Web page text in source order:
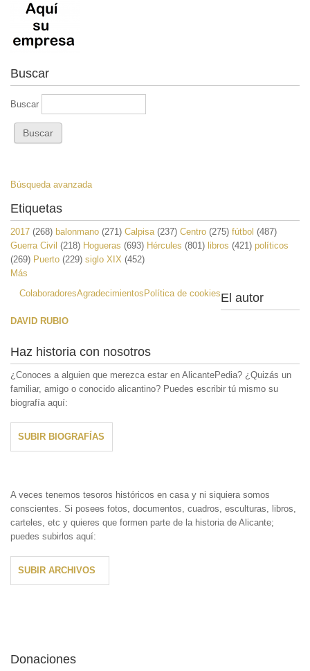
Buscar
Buscar
Búsqueda avanzada
Etiquetas
2017 (268) balonmano (271) Calpisa(237) Centro (275) fútbol (487)
Guerra Civil (218) Hogueras (693) Hércules (801) libros (421) políticos
(269) Puerto (229) siglo XIX (452)
Más
ColaboradoresAgradecimientosPolítica de cookiesEl autor
DAVID RUBIO
Haz historia con nosotros
¿Conoces a alguien que merezca estar en AlicantePedia? ¿Quizás un
familiar, amigo o conocido alicantino? Puedes escribir tú mismo su
biografía aquí:
SUBIR BIOGRAFÍAS
A veces tenemos tesoros históricos en casa y ni siquiera somos
conscientes. Si posees fotos, documentos, cuadros, esculturas, libros,
carteles, etc y quieres que formen parte de la historia de Alicante;
puedes subirlos aquí:
SUBIR ARCHIVOS
Donaciones